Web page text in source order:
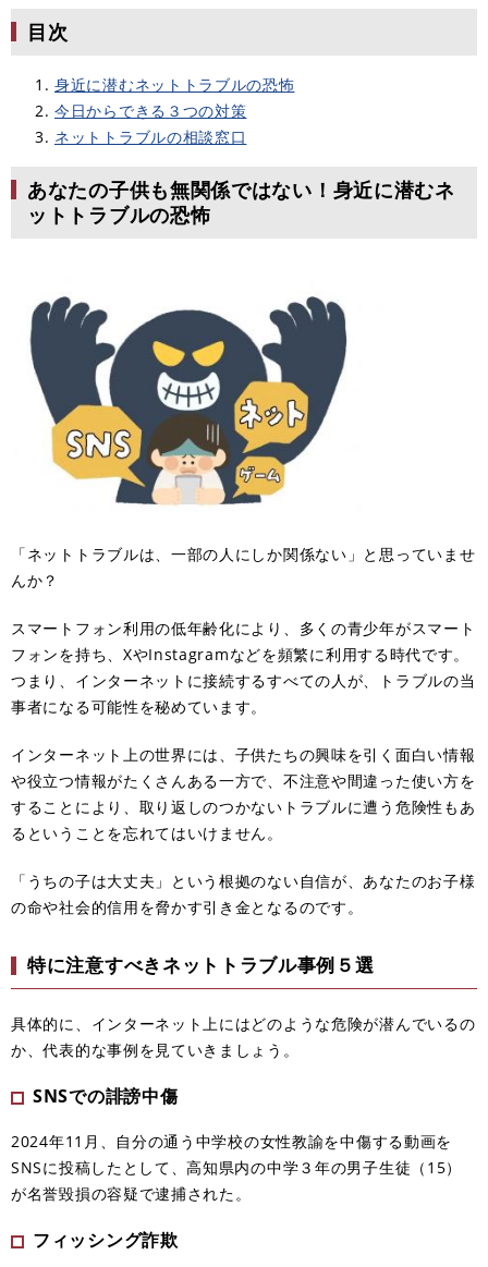
目次
身近に潜むネットトラブルの恐怖
今日からできる３つの対策
ネットトラブルの相談窓口
あなたの子供も無関係ではない！身近に潜むネ
ットトラブルの恐怖
「ネットトラブルは、一部の人にしか関係ない」と思っていませ
んか？
スマートフォン利用の低年齢化により、多くの青少年がスマート
フォンを持ち、XやInstagramなどを頻繁に利用する時代です。
つまり、インターネットに接続するすべての人が、トラブルの当
事者になる可能性を秘めています。
インターネット上の世界には、子供たちの興味を引く面白い情報
や役立つ情報がたくさんある一方で、不注意や間違った使い方を
することにより、取り返しのつかないトラブルに遭う危険性もあ
るということを忘れてはいけません。
「うちの子は大丈夫」という根拠のない自信が、あなたのお子様
の命や社会的信用を脅かす引き金となるのです。
特に​注意すべきネットトラブル事例５選
具体的に、インターネット上にはどのような危険が潜んでいるの
か、代表的な事例を見ていきましょう。
SNSでの誹謗中傷​
​2024年11月、自分の通う中学校の女性教諭を中傷する動画を
SNSに投稿したとして、高知県内の中学３年の男子生徒（15）
が名誉毀損の容疑で逮捕された。
フィッシング詐欺